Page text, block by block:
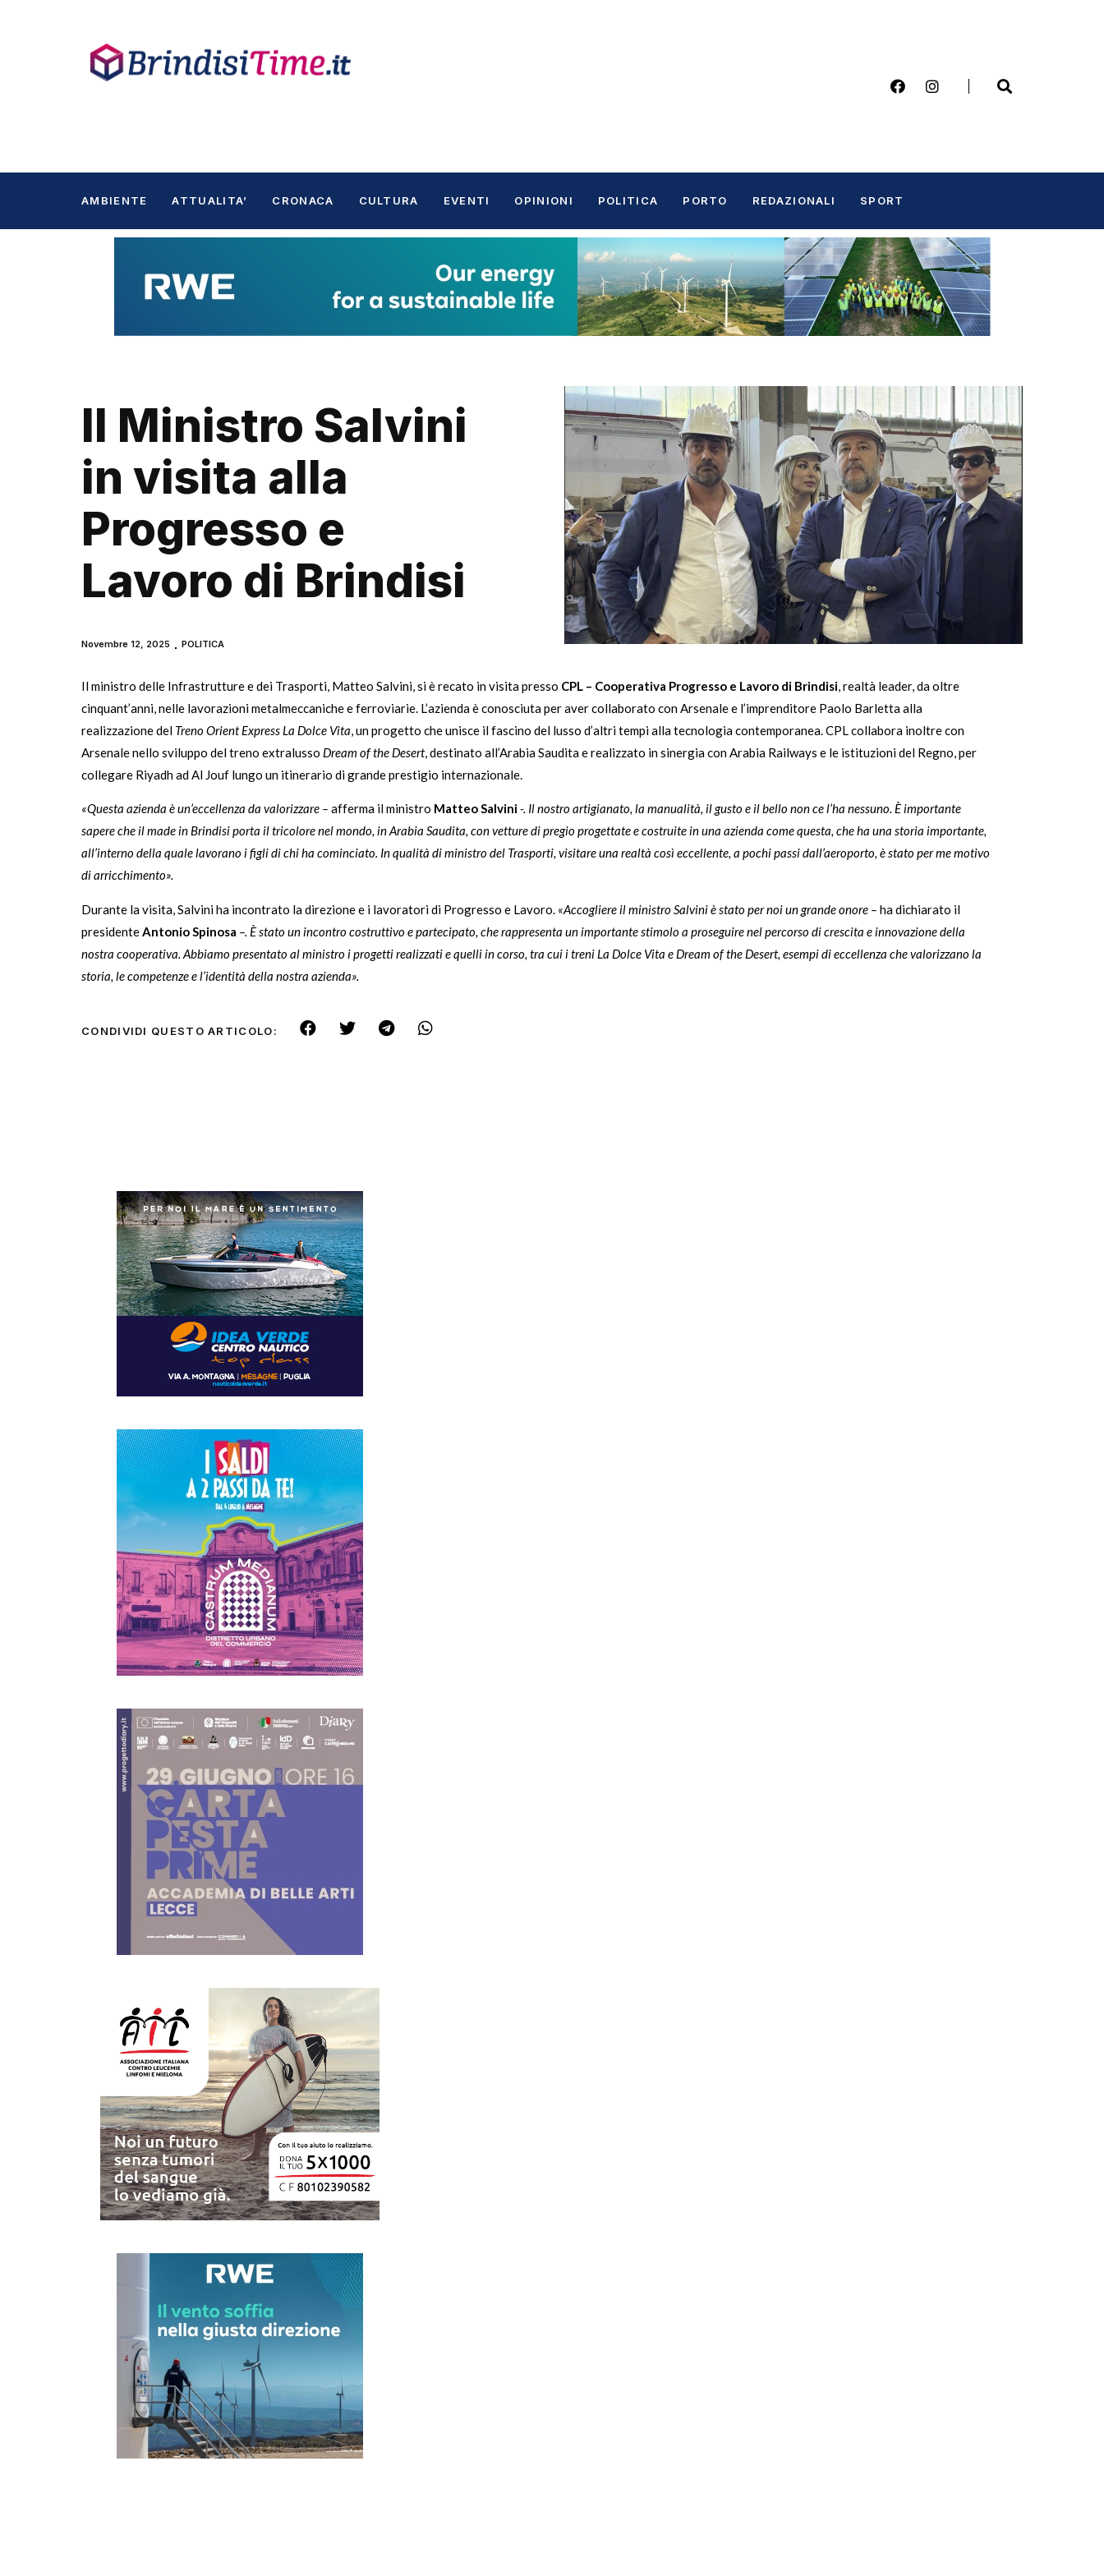
AMBIENTE ATTUALITA’ CRONACA CULTURA EVENTI OPINIONI POLITICA PORTO REDAZIONALI SPORT
Il Ministro Salvini
in visita alla
Progresso e
Lavoro di Brindisi
Novembre 12, 2025 POLITICA
Il ministro delle Infrastrutture e dei Trasporti, Matteo Salvini, si è recato in visita presso CPL – Cooperativa Progresso e Lavoro di Brindisi, realtà leader, da oltre
cinquant’anni, nelle lavorazioni metalmeccaniche e ferroviarie. L’azienda è conosciuta per aver collaborato con Arsenale e l’imprenditore Paolo Barletta alla
realizzazione del Treno Orient Express La Dolce Vita, un progetto che unisce il fascino del lusso d’altri tempi alla tecnologia contemporanea. CPL collabora inoltre con
Arsenale nello sviluppo del treno extralusso Dream of the Desert, destinato all’Arabia Saudita e realizzato in sinergia con Arabia Railways e le istituzioni del Regno, per
collegare Riyadh ad Al Jouf lungo un itinerario di grande prestigio internazionale.
«Questa azienda è un’eccellenza da valorizzare – afferma il ministro Matteo Salvini-. Il nostro artigianato, la manualità, il gusto e il bello non ce l’ha nessuno. È importante
sapere che il made in Brindisi porta il tricolore nel mondo, in Arabia Saudita, con vetture di pregio progettate e costruite in una azienda come questa, che ha una storia importante,
all’interno della quale lavorano i figli di chi ha cominciato. In qualità di ministro del Trasporti, visitare una realtà così eccellente, a pochi passi dall’aeroporto, è stato per me motivo
di arricchimento».
Durante la visita, Salvini ha incontrato la direzione e i lavoratori di Progresso e Lavoro. «Accogliere il ministro Salvini è stato per noi un grande onore – ha dichiarato il
presidenteAntonio Spinosa –. È stato un incontro costruttivo e partecipato, che rappresenta un importante stimolo a proseguire nel percorso di crescita e innovazione della
nostra cooperativa. Abbiamo presentato al ministro i progetti realizzati e quelli in corso, tra cui i treni La Dolce Vita e Dream of the Desert, esempi di eccellenza che valorizzano la
storia, le competenze e l’identità della nostra azienda».
CONDIVIDI QUESTO ARTICOLO: